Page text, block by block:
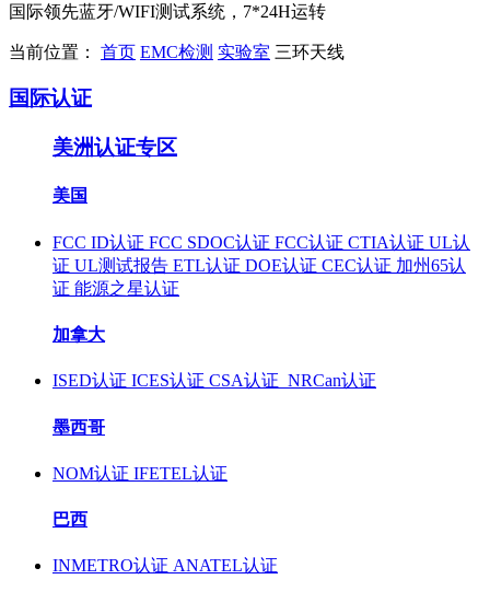
国际领先蓝牙/WIFI测试系统，7*24H运转
当前位置： 首页 EMC检测 实验室 三环天线
国际认证
美洲认证专区
美国
FCC ID认证 FCC SDOC认证 FCC认证 CTIA认证 UL认
证 UL测试报告 ETL认证 DOE认证 CEC认证 加州65认
证 能源之星认证
加拿大
ISED认证 ICES认证 CSA认证 NRCan认证
墨西哥
NOM认证 IFETEL认证
巴西
INMETRO认证 ANATEL认证